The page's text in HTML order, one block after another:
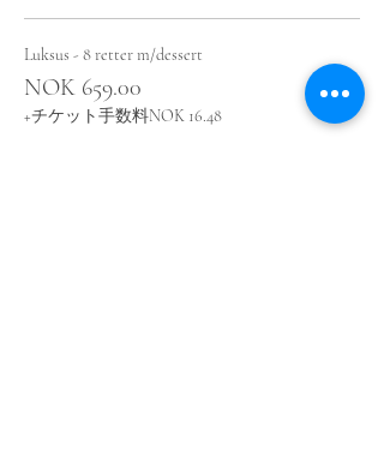
Luksus - 8 retter m/dessert
NOK 659.00
+チケット手数料NOK 16.48